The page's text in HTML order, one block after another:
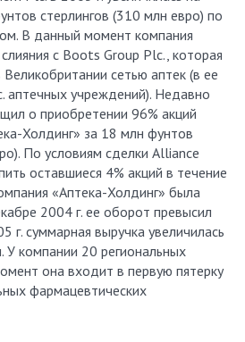
стерлингов (310 млн евро) по
В данный момент компания
с Boots Group Plc., которая
сетью аптек (в ее
аптечных учреждений). Недавно
о приобретении 96% акций
Холдинг» за 18 млн фунтов
По условиям сделки Alliance
оставшиеся 4% акций в течение
«Аптека-Холдинг» была
2004 г. ее оборот превысил
г. суммарная выручка увеличилась
компании 20 региональных
она входит в первую пятерку
фармацевтических